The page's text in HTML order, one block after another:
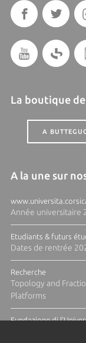
La boutique
A
A la une sur
Année universitaire
Etudiants & futurs
Dates de rentrée
Recherche
Topology and
Platforms
Fundazione di